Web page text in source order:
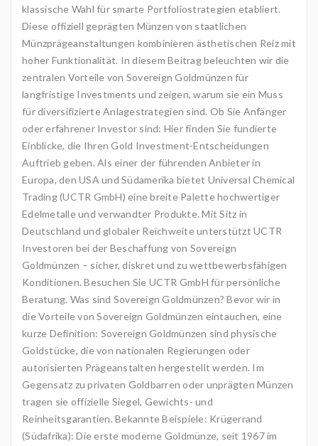
klassische Wahl für smarte Portfoliostrategien etabliert.
Diese offiziell geprägten Münzen von staatlichen
Münzprägeanstaltungen kombinieren ästhetischen Reiz mit
hoher Funktionalität. In diesem Beitrag beleuchten wir die
zentralen Vorteile von Sovereign Goldmünzen für
langfristige Investments und zeigen, warum sie ein Muss
für diversifizierte Anlagestrategien sind. Ob Sie Anfänger
oder erfahrener Investor sind: Hier finden Sie fundierte
Einblicke, die Ihren Gold Investment-Entscheidungen
Auftrieb geben. Als einer der führenden Anbieter in
Europa, den USA und Südamerika bietet Universal Chemical
Trading (UCTR GmbH) eine breite Palette hochwertiger
Edelmetalle und verwandter Produkte. Mit Sitz in
Deutschland und globaler Reichweite unterstützt UCTR
Investoren bei der Beschaffung von Sovereign
Goldmünzen – sicher, diskret und zu wettbewerbsfähigen
Konditionen. Besuchen Sie UCTR GmbH für persönliche
Beratung. Was sind Sovereign Goldmünzen? Bevor wir in
die Vorteile von Sovereign Goldmünzen eintauchen, eine
kurze Definition: Sovereign Goldmünzen sind physische
Goldstücke, die von nationalen Regierungen oder
autorisierten Prägeanstalten hergestellt werden. Im
Gegensatz zu privaten Goldbarren oder unprägten Münzen
tragen sie offizielle Siegel, Gewichts- und
Reinheitsgarantien. Bekannte Beispiele: Krügerrand
(Südafrika): Die erste moderne Goldmünze, seit 1967 im